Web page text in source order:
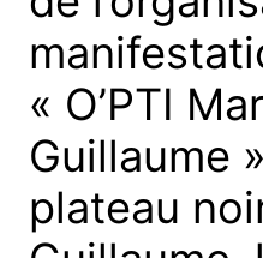
« O’PTI
Guillaume
plateau